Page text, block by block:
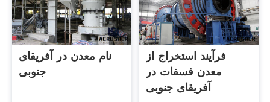
نام معدن در آفریقای
جنوبی
فرآیند استخراج از
معدن فسفات در
آفریقای جنوبی